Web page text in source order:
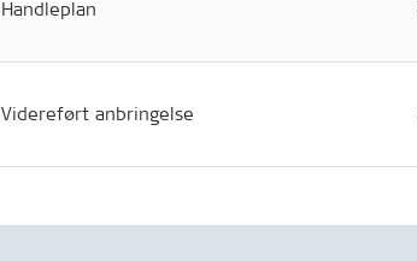
Handleplan
Videreført anbringelse